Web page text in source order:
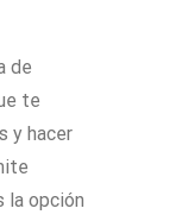
de
te
y hacer
la opción